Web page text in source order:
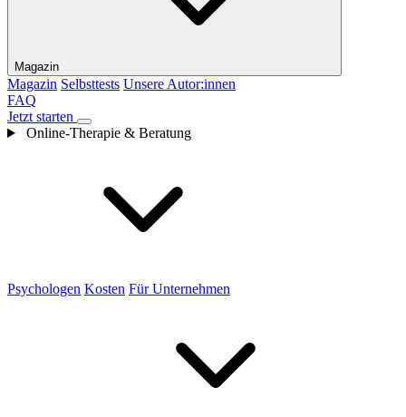
Magazin
Magazin Selbsttests Unsere Autor:innen
FAQ
Jetzt starten
Online-Therapie & Beratung
Psychologen Kosten Für Unternehmen